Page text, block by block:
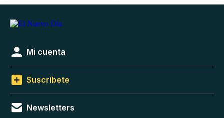
Mi cuenta
Suscríbete
Newsletters